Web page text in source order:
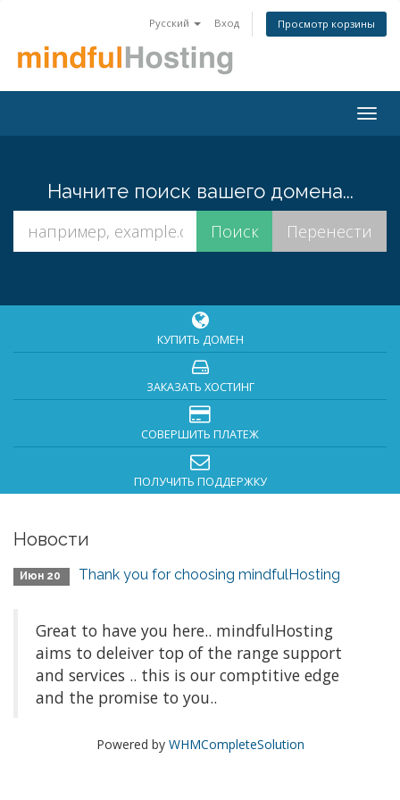
Русский Вход Просмотр корзины
Начните поиск вашего домена...
КУПИТЬ ДОМЕН
ЗАКАЗАТЬ ХОСТИНГ
СОВЕРШИТЬ ПЛАТЕЖ
ПОЛУЧИТЬ ПОДДЕРЖКУ
Новости
Июн 20 Thank you for choosing mindfulHosting
Great to have you here.. mindfulHosting
aims to deleiver top of the range support
and services .. this is our comptitive edge
and the promise to you..
Powered by WHMCompleteSolution